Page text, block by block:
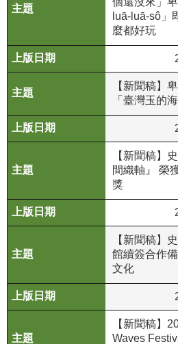
服
性
別
平
專
友
措
施
務
務
信
luā-luā-sô」
麼都好玩
【新聞稿】
「臺灣玉的
【新聞稿】
間織軸』 榮
獎
【新聞稿】
館續簽合作
文化
【新聞稿】
Waves